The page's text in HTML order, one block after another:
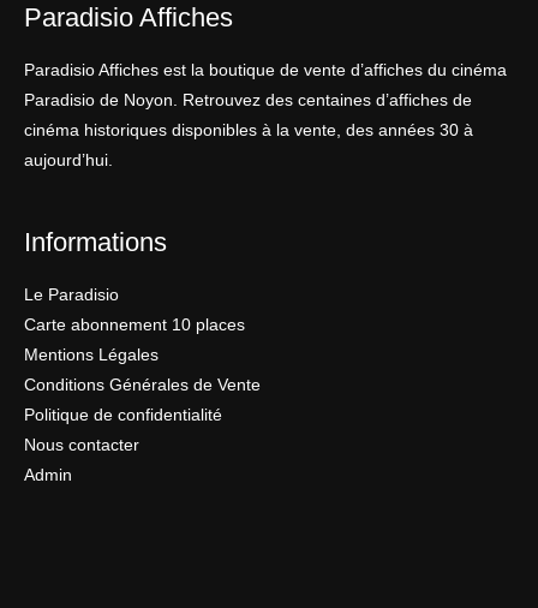
Paradisio Affiches
Paradisio Affiches est la boutique de vente d’affiches du cinéma
Paradisio de Noyon. Retrouvez des centaines d’affiches de
cinéma historiques disponibles à la vente, des années 30 à
aujourd’hui.
Informations
Le Paradisio
Carte abonnement 10 places
Mentions Légales
Conditions Générales de Vente
Politique de confidentialité
Nous contacter
Admin